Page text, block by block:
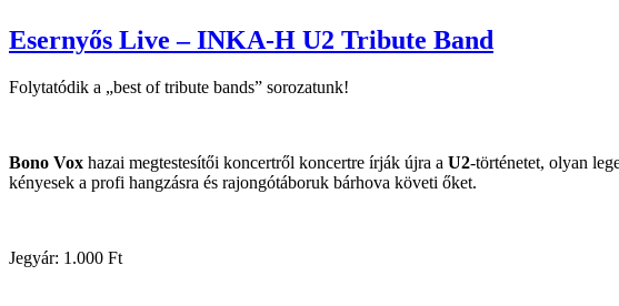
Esernyős Live – INKA-H U2 Tribute Band
Folytatódik a „best of tribute bands” sorozatunk!
Bono Vox hazai megtestesítői koncertről koncertre írják újra a U2-történetet, olyan
kényesek a profi hangzásra és rajongótáboruk bárhova követi őket.
Jegyár: 1.000 Ft